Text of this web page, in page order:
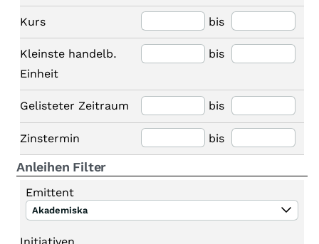
Kurs bis
Kleinste handelb.
Einheit
bis
Gelisteter Zeitraum bis
Zinstermin bis
Anleihen Filter
Emittent
Akademiska